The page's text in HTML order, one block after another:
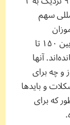
سهم
افغانستانی دارد. همچنین برآورد می‌شود بین ۱۵۰ تا
آنها
و چه برای
و بایدها
که برای